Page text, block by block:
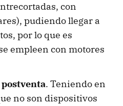
con
pudiendo llegar a
por lo que es
empleen con motores
. Teniendo en
no son dispositivos